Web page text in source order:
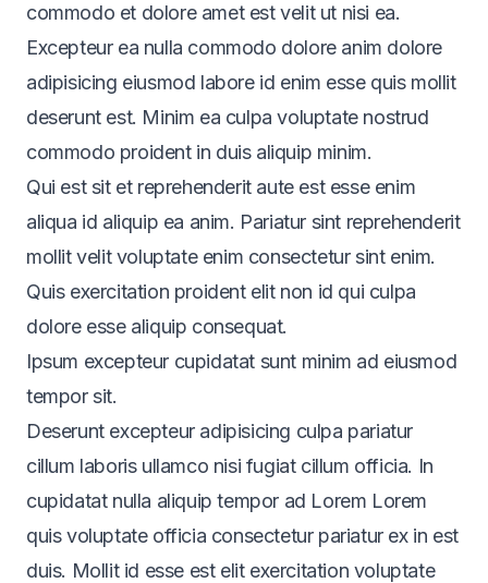
commodo et dolore amet est velit ut nisi ea.
Excepteur ea nulla commodo dolore anim dolore
adipisicing eiusmod labore id enim esse quis mollit
deserunt est. Minim ea culpa voluptate nostrud
commodo proident in duis aliquip minim.
Qui est sit et reprehenderit aute est esse enim
aliqua id aliquip ea anim. Pariatur sint reprehenderit
mollit velit voluptate enim consectetur sint enim.
Quis exercitation proident elit non id qui culpa
dolore esse aliquip consequat.
Ipsum excepteur cupidatat sunt minim ad eiusmod
tempor sit.
Deserunt excepteur adipisicing culpa pariatur
cillum laboris ullamco nisi fugiat cillum officia. In
cupidatat nulla aliquip tempor ad Lorem Lorem
quis voluptate officia consectetur pariatur ex in est
duis. Mollit id esse est elit exercitation voluptate